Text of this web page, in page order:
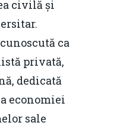
civilă și
ca
privată,
dedicată
economiei
sale